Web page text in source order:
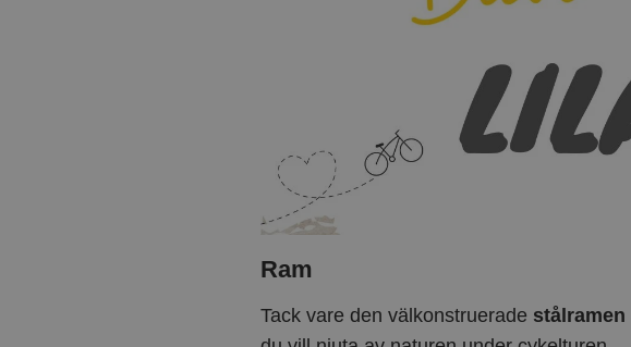
Ram
Tack vare den välkonstruerade stålramen